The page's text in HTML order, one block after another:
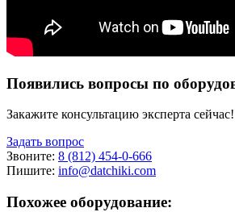
Появились вопросы по
Закажите консультацию эксперта сейчас!
Задать вопрос
Звоните: 8 (812) 454-0-666
Пишите: info@datchiki.com
Похожее оборудование: